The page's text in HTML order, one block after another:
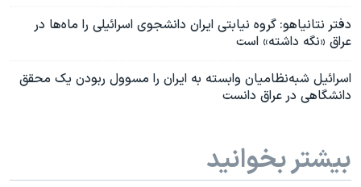
دفتر نتانیاهو: گروه نیابتی ایران دانشجوی اسرائيلی را ماه‌ها در
عراق «نگه داشته» است
اسرائیل شبه‌نظامیان وابسته به ایران را مسوول ربودن یک محقق
دانشگاهی در عراق دانست
بیشتر بخوانید